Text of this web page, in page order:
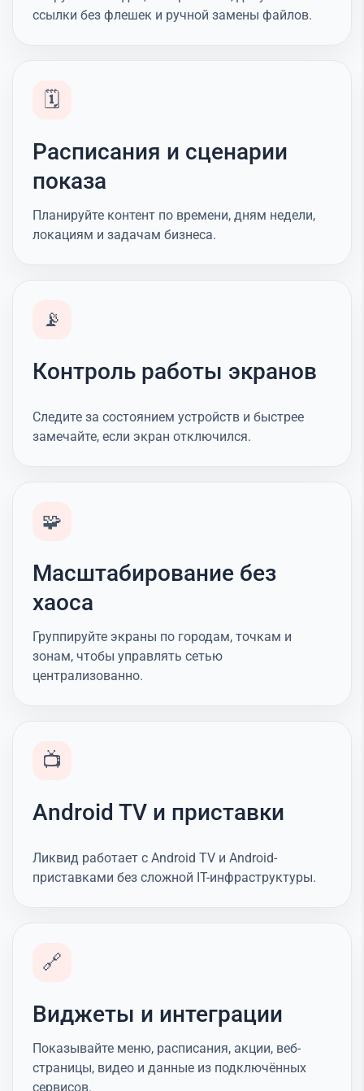
ссылки без флешек и ручной замены файлов.
🗓️
Расписания и сценарии
показа
Планируйте контент по времени, дням недели,
локациям и задачам бизнеса.
📡
Контроль работы экранов
Следите за состоянием устройств и быстрее
замечайте, если экран отключился.
🧩
Масштабирование без
хаоса
Группируйте экраны по городам, точкам и
зонам, чтобы управлять сетью
централизованно.
📺
Android TV и приставки
Ликвид работает с Android TV и Android-
приставками без сложной IT-инфраструктуры.
🔗
Виджеты и интеграции
Показывайте меню, расписания, акции, веб-
страницы, видео и данные из подключённых
сервисов.